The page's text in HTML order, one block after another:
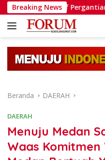
Langsung
ke
konten
Breaking News
Pergantian Kapolri
Beranda DAERAH
DAERAH
Menuju Medan
Waas Komitmen